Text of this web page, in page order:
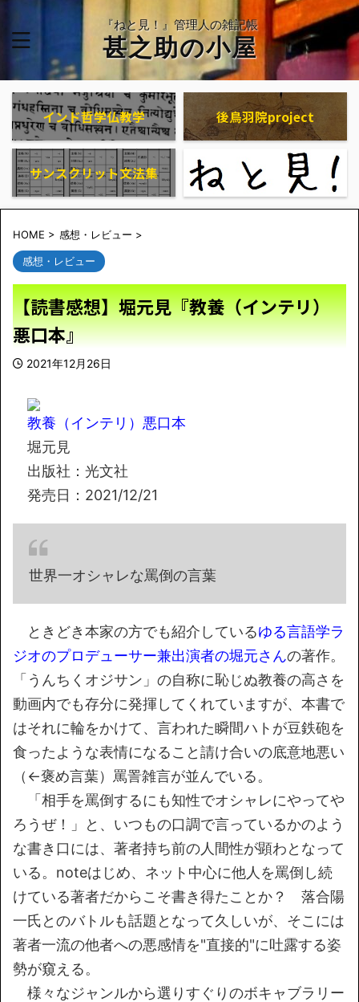
『ねと見！』管理人の雑記帳
甚之助の小屋
インド哲学仏教学 後鳥羽院project
サンスクリット文法集
HOME > 感想・レビュー >
感想・レビュー
【読書感想】堀元見『教養（インテリ）
悪口本』
2021年12月26日
教養（インテリ）悪口本
堀元見
出版社：光文社
発売日：2021/12/21
世界一オシャレな罵倒の言葉
ときどき本家の方でも紹介しているゆる言語学ラ
ジオのプロデューサー兼出演者の堀元さんの著作。
「うんちくオジサン」の自称に恥じぬ教養の高さを
動画内でも存分に発揮してくれていますが、本書で
はそれに輪をかけて、言われた瞬間ハトが豆鉄砲を
食ったような表情になること請け合いの底意地悪い
（←褒め言葉）罵詈雑言が並んでいる。
「相手を罵倒するにも知性でオシャレにやってや
ろうぜ！」と、いつもの口調で言っているかのよう
な書き口には、著者持ち前の人間性が顕わとなって
いる。noteはじめ、ネット中心に他人を罵倒し続
けている著者だからこそ書き得たことか？ 落合陽
一氏とのバトルも話題となって久しいが、そこには
著者一流の他者への悪感情を"直接的"に吐露する姿
勢が窺える。
様々なジャンルから選りすぐりのボキャブラリー